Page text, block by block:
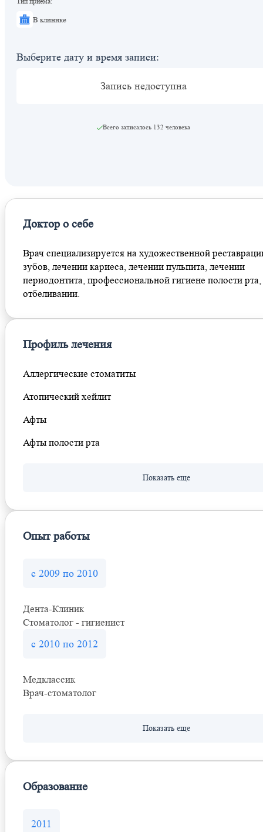
В клинике
Выберите дату и время записи:
Запись недоступна
Всего записалось 132 человека
Доктор о себе
Врач специализируется на художественной
зубов, лечении кариеса, лечении пульпита, лечении
периодонтита, профессиональной гигиене полости рта,
отбеливании.
Профиль лечения
Аллергические стоматиты
Атопический хейлит
Афты
Афты полости рта
Опыт работы
с 2009 по 2010
Дента-Клиник
Стоматолог - гигиенист
с 2010 по 2012
Медклассик
Врач-стоматолог
Образование
2011